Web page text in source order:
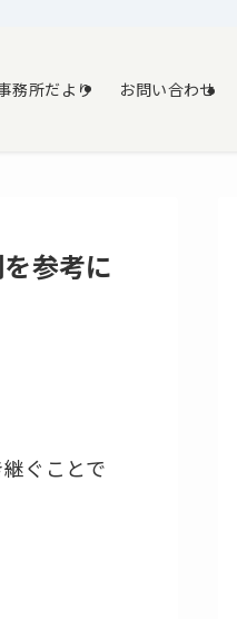
務所だより お問い合わせ
参考に
ぐことで